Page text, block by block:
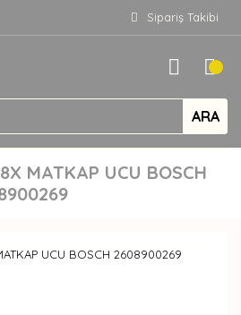
Sipariş Takibi
ARA
MATKAP UCU BOSCH